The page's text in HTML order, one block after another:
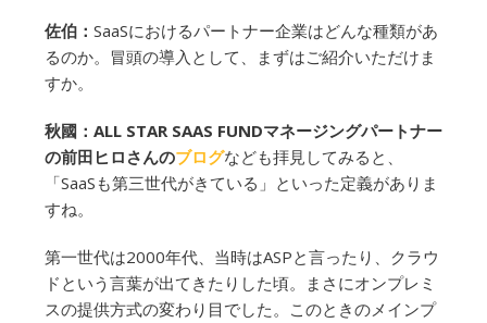
佐伯： SaaSにおけるパートナー企業はどんな種類があ
るのか。冒頭の導入として、まずはご紹介いただけま
すか。
秋國：ALL STAR SAAS FUNDマネージングパートナー
の前田ヒロさんのブログなども拝見してみると、
「SaaSも第三世代がきている」といった定義がありま
すね。
第一世代は2000年代、当時はASPと言ったり、クラウ
ドという言葉が出てきたりした頃。まさにオンプレミ
スの提供方式の変わり目でした。このときのメインプ